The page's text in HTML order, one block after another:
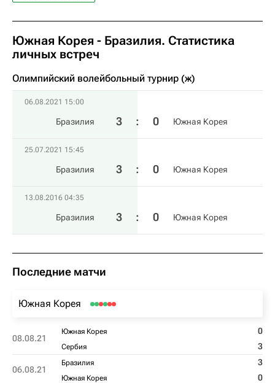
Южная Корея - Бразилия. Статистика
личных встреч
Олимпийский волейбольный турнир (ж)
06.08.2021 15:00
Бразилия 3 : 0 Южная Корея
25.07.2021 15:45
Бразилия 3 : 0 Южная Корея
13.08.2016 04:35
Бразилия 3 : 0 Южная Корея
Последние матчи
Южная Корея
08.08.21
Южная Корея 0
Сербия 3
06.08.21
Бразилия 3
Южная Корея 0